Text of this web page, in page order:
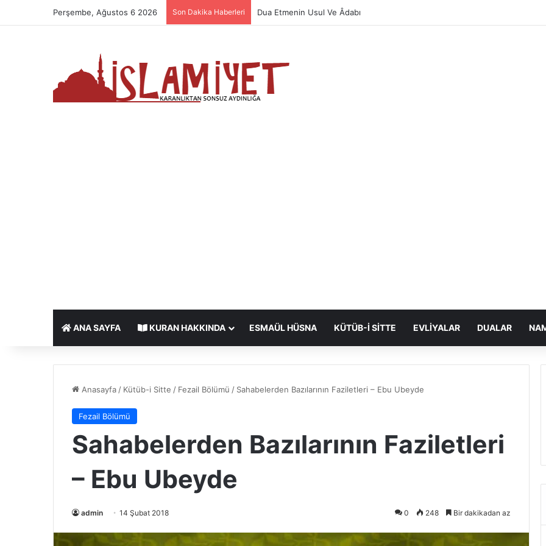
Perşembe, Ağustos 6 2026 Son Dakika Haberleri Dua Etmenin Usul Ve Âdabı
ANA SAYFA KURAN HAKKINDA ESMAÜL HÜSNA KÜTÜB-I SITTE EVLIYALAR DUALAR
Anasayfa / Kütüb-i Sitte / Fezail Bölümü / Sahabelerden Bazılarının Faziletleri – Ebu Ubeyde
Fezail Bölümü
Sahabelerden Bazılarının Faziletleri
– Ebu Ubeyde
admin 14 Şubat 2018 0 248 Bir dakikadan az